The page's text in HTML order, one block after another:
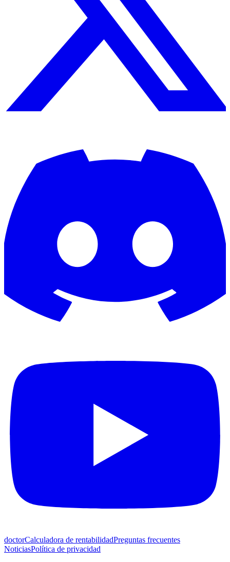
doctorCalculadora de rentabilidadPreguntas frecuentes
NoticiasPolítica de privacidad